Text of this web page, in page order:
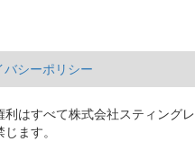
バシーポリシー
はすべて株式会社スティングレ
ます。